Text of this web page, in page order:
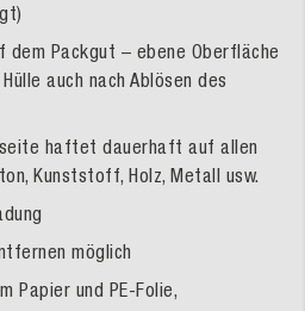
dem Packgut – ebene Oberfläche
auch nach Ablösen des
haftet dauerhaft auf allen
Kunststoff, Holz, Metall usw.
möglich
Papier und PE-Folie,